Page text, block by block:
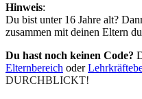
Hinweis:
Du bist unter 16 Jahre alt?
zusammen mit deinen Eltern
Du hast noch keinen Code?
Elternbereich oder
DURCHBLICKT!